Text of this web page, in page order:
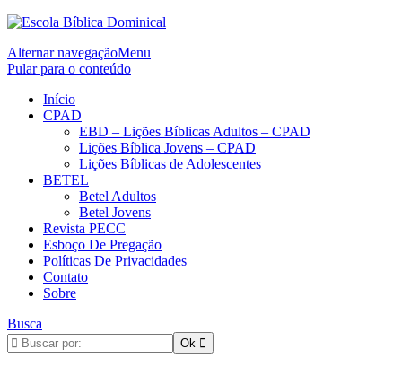
Alternar navegaçãoMenu
Pular para o conteúdo
Início
CPAD
EBD – Lições Bíblicas Adultos – CPAD
Lições Bíblica Jovens – CPAD
Lições Bíblicas de Adolescentes
BETEL
Betel Adultos
Betel Jovens
Revista PECC
Esboço De Pregação
Políticas De Privacidades
Contato
Sobre
Busca